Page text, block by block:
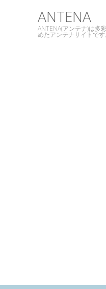
ANTENA
ANTENA(アンテナ)は多
めたアンテナサイトで